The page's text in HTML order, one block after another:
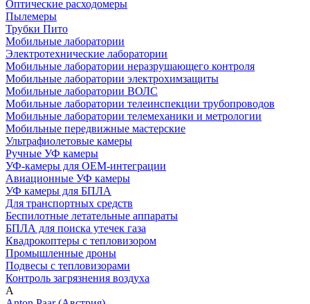
Оптические расходомеры
Пылемеры
Трубки Пито
Мобильные лаборатории
Электротехнические лаборатории
Мобильные лаборатории неразрушающего контроля
Мобильные лаборатории электрохимзащиты
Мобильные лаборатории ВОЛС
Мобильные лаборатории телеинспекции трубопроводов
Мобильные лаборатории телемеханики и метрологии
Мобильные передвижные мастерские
Ультрафиолетовые камеры
Ручные УФ камеры
УФ-камеры для OEM-интеграции
Авиационные УФ камеры
УФ камеры для БПЛА
Для транспортных средств
Беспилотные летательные аппараты
БПЛА для поиска утечек газа
Квадрокоптеры с тепловизором
Промышленные дроны
Подвесы с тепловизорами
Контроль загрязнения воздуха
A